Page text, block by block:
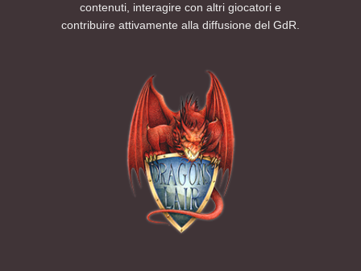
contenuti, interagire con altri giocatori e
contribuire attivamente alla diffusione del GdR.